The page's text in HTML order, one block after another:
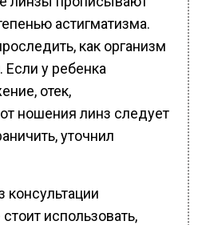
астигматизма.
как организм
Если у ребенка
отек,
ношения линз следует
уточнил
консультации
использовать,